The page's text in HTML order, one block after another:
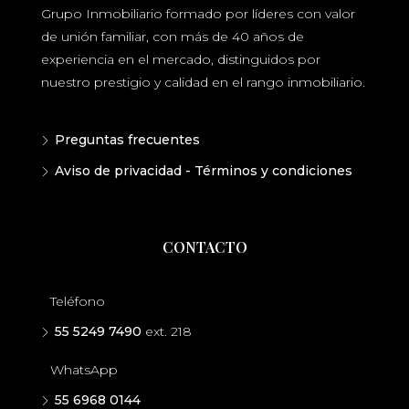
Grupo Inmobiliario formado por líderes con valor
de unión familiar, con más de 40 años de
experiencia en el mercado, distinguidos por
nuestro prestigio y calidad en el rango inmobiliario.
Preguntas frecuentes
Aviso de privacidad - Términos y condiciones
CONTACTO
Teléfono
55 5249 7490 ext. 218
WhatsApp
55 6968 0144